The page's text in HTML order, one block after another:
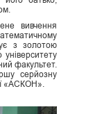
вивчення
з золотою
факультет.
серйозну
«АСКОН».